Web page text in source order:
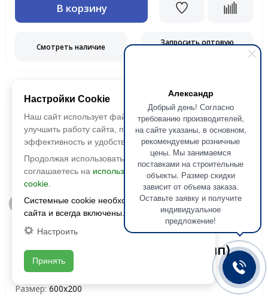
Александр
Добрый день! Согласно
требованию производителей,
на сайте указаны, в основном,
рекомендуемые розничные
цены. Мы занимаемся
поставками на строительные
объекты. Размер скидки
зависит от объема заказа.
Оставьте заявку и получите
индивидуальное
предложение!
В корзину
Смотреть наличие
Запросить оптовую
Быстрый просмотр
Laparet
Плитка настенная Sweep (Свип)
белая 60119 20х60
Размер: 600х200
Настройки Cookie
Наш сайт использует файлы cookie, чтобы
улучшить работу сайта, повысить его
эффективность и удобство.
Продолжая использовать сайт, вы
соглашаетесь на использование файлов
cookie.
Системные cookie необходимы для работы
сайта и всегда включены.
Настроить
Принять